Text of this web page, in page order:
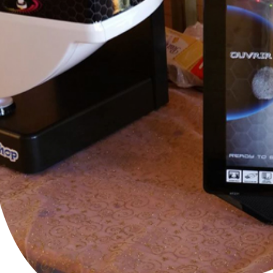
Petites et moyennes séries
Impression à la demande ou sur mesure
Blog
Contact